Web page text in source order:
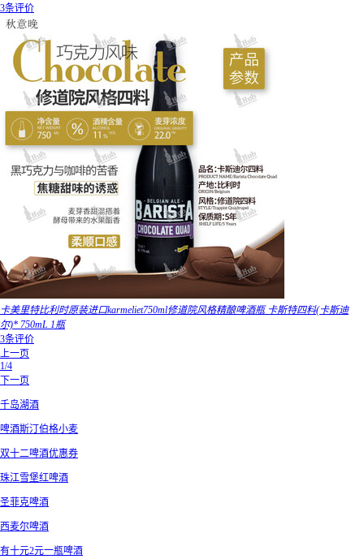
3条评价
卡美里特比利时原装进口karmeliet750ml修道院风格精酿啤酒瓶 卡斯特四料(卡斯迪
尔)* 750mL 1瓶
3条评价
上一页
1/4
下一页
千岛湖酒
啤酒斯汀伯格小麦
双十二啤酒优惠券
珠江雪堡红啤酒
圣菲克啤酒
西麦尔啤酒
有十元2元一瓶啤酒